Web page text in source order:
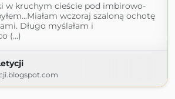
w kruchym cieście pod imbirowo-
wczoraj szaloną ochotę
Długo myślałam i
(...)